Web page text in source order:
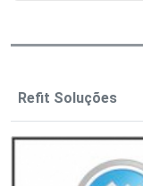
Refit Soluções